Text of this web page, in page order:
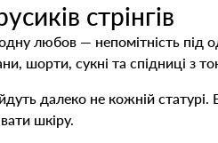
стрінгів
любов — непомітність під
шорти, сукні та спідниці з
далеко не кожній
шкіру.